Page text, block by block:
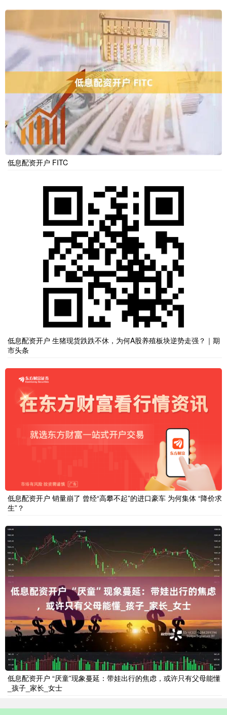
低息配资开户 FITC
低息配资开户 生猪现货跌跌不休，为何A股养殖板块逆势走强？｜期
市头条
低息配资开户 销量崩了 曾经“高攀不起”的进口豪车 为何集体 “降价求
生”？
低息配资开户 “厌童”现象蔓延：带娃出行的焦虑，或许只有父母能懂
_孩子_家长_女士